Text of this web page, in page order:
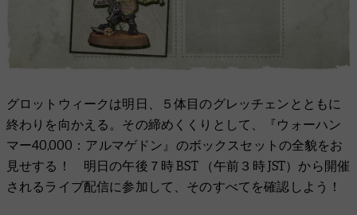
グロットウィークは明日、５体目のグレッチェンとともに
終わりを向かえる。その締めくくりとして、『ウォーハン
マー40,000：アルマゲドン』のボックスセットの全貌をお
見せする！ 明日の午後７時 BST （午前３時 JST）から開催
されるライブ配信に参加して、そのすべてを確認しよう！